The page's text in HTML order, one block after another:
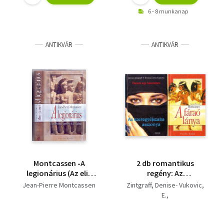
6 - 8 munkanap
ANTIKVÁR
Montcassen -A
legionárius (Az elit
római szerelme és
Jean-Pierre Montcassen
ANTIKVÁR
2 db romantikus
regény: Az
ezeregyéjszaka
asszonya + A fáraó
Zintgraff, Denise- Vukovic,
E.